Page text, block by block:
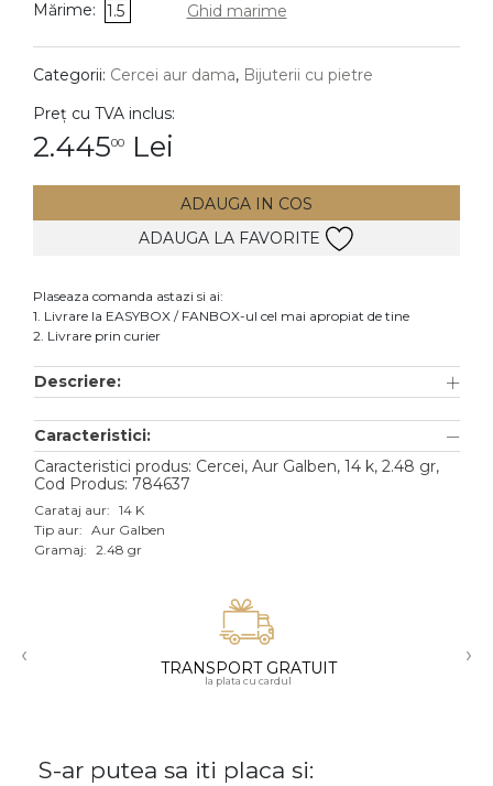
DIAMANTE Vezi toate
Cercei
Accesorii
Aur alb
Aur roz
Aur mixt
18K
Mărime: 1.5 Ghid marime
Categorii: Cercei aur dama, Bijuterii cu pietre
Preț cu TVA inclus:
2.44500 Lei
ADAUGA IN COS
ADAUGA LA FAVORITE
Plaseaza comanda astazi si ai:
1. Livrare la EASYBOX / FANBOX-ul cel mai apropiat de tine
2. Livrare prin curier
Descriere:
Caracteristici:
Caracteristici produs: Cercei, Aur Galben, 14 k, 2.48 gr,
Cod Produs: 784637
Carataj aur: 14 K
Tip aur: Aur Galben
Gramaj: 2.48 gr
‹ TRANSPORT GRATUIT
la plata cu cardul
›
S-ar putea sa iti placa si: